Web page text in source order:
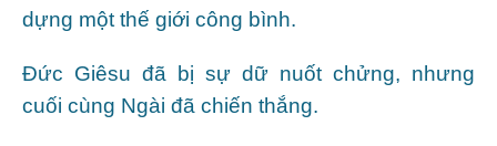
dựng một thế giới công bình.
Đức Giêsu đã bị sự dữ nuốt chửng, nhưng
cuối cùng Ngài đã chiến thắng.